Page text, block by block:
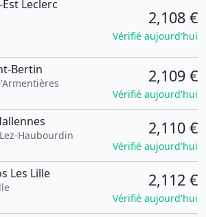
Leclerc
2,108 €
Vérifié aujourd'hui
Bertin 2,109 €
Vérifié aujourd'hui
Haubourdin
2,110 €
Vérifié aujourd'hui
Les Lille 2,112 €
Vérifié aujourd'hui